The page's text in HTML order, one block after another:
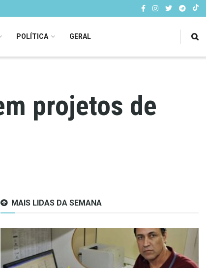
POLÍTICA GERAL
projetos de
MAIS LIDAS DA SEMANA